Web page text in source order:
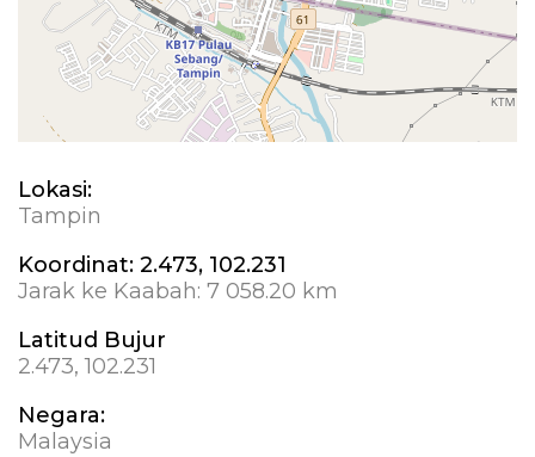
Lokasi:
Tampin
Koordinat: 2.473, 102.231
Jarak ke Kaabah: 7 058.20 km
Latitud Bujur
2.473, 102.231
Negara:
Malaysia